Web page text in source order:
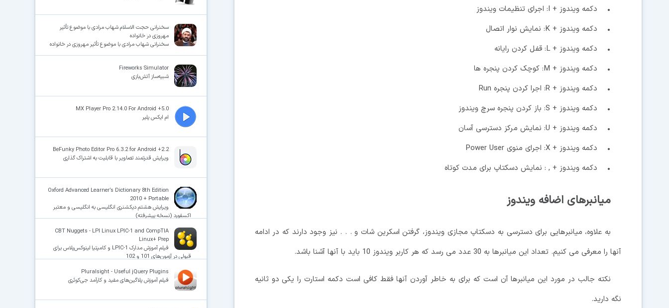
• دکمه ویندوز + I: اجرای تنظیمات ویندوز
• دکمه ویندوز + K: نمایش نوار اتصال
• دکمه ویندوز + L: قفل کردن رایانه
• دکمه ویندوز + M: کوچک کردن پنجره ها
• دکمه ویندوز + R: اجرا کردن پنجره Run
• دکمه ویندوز + S: باز کردن پنجره سرچ ویندوز
• دکمه ویندوز + U: نمایش مرکز دسترسی آسان
• دکمه ویندوز + X: اجرای منوی Power User
• دکمه ویندوز + , : نمایش دسکتاپ برای مدت کوتاه
میانبرهای اضافه ویندوز
به علاوه، میانبرهایی برای دسترسی به دسکتاپ مجازی ویندوز، گرفتن اسکرین شات و . . . نیز وجود دارند که در ادامه
آنها را معرفی می کنیم. تعداد این میانبرها به 30 عدد می رسد که هر کاربر ویندوز 10 باید با آنها آشنا باشد.
نکته جالب در مورد این میانبرها آن است که برای به خاطر آوردن آنها فقط کافی است دکمه استارت را یکی دو ثانیه
نگه دارید.
سخنرانی حجت الاسلام شهاب مرادی با موضوع تأثیر
مهروزی در خانواده
سخنرانی شهاب مرادی با موضوع تأثیر مهروزی در خانواده
Fireworks Simulator
شبیه‌ساز آتش‌بازی
MX Player Pro 2.14.0 For Android +5.0
ام ایکس پلیر
BeFunky Photo Editor Pro 6.3.2 for Android +2.2
ویرایش قدرتمند تصاویر با قابلیت به اشتراک گذاری
Oxford Advanced Learner’s Dictionary 8th Edition
2010 + Portable
ویرایش هشتم دیکشنری انگلیسی به انگلیسی و معتبر
اکسفورد (نسخه پیشرفته)
CBT Nuggets - LPI Linux LPIC-1 and CompTIA
Linux+ Prep
فیلم آموزش مدارک LPIC-1 و کامپتیا لینوکس‌پلاس برای
قبولی در آزمون‌های 101 و 102
Pluralsight - Useful jQuery Plugins
فیلم آموزش پلاگین‌های مفید و کارآمد جی‌کوئری